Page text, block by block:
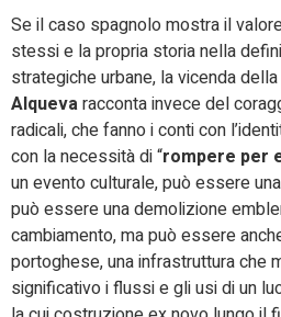
Se il caso spagnolo mostra il
stessi e la propria storia nella
strategiche urbane, la vicenda
Alquevaracconta invece del
radicali, che fanno i conti con
con la necessità di “rompere per
un evento culturale, può essere
può essere una demolizione
cambiamento, ma può essere
portoghese, una infrastruttura che
significativo i flussi e gli usi di un